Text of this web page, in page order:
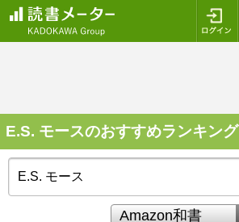
E.S. モースのおすすめランキング